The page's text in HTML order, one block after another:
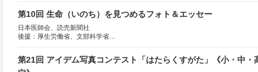
第10回 生命（いのち）を見つめるフォト＆エッセー
日本医師会、読売新聞社
後援：厚生労働省、文部科学省
第21回 アイデム写真コンテスト「はたらくすがた」《小・中・